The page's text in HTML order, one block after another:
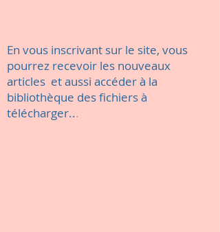
En vous inscrivant sur le site, vous
pourrez recevoir les nouveaux
articles et aussi accéder à la
bibliothèque des fichiers à
télécharger...